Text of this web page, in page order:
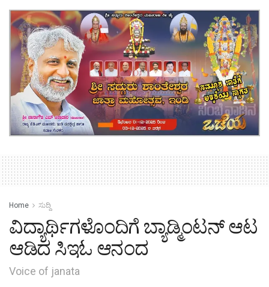
Home ಸುದ್ದಿ
ವಿದ್ಯಾರ್ಥಿಗಳೊಂದಿಗೆ ಬ್ಯಾಡ್ಮಿಂಟನ್ ಆಟ
ಆಡಿದ ಸಿಇಓ ಆನಂದ
Voice of janata